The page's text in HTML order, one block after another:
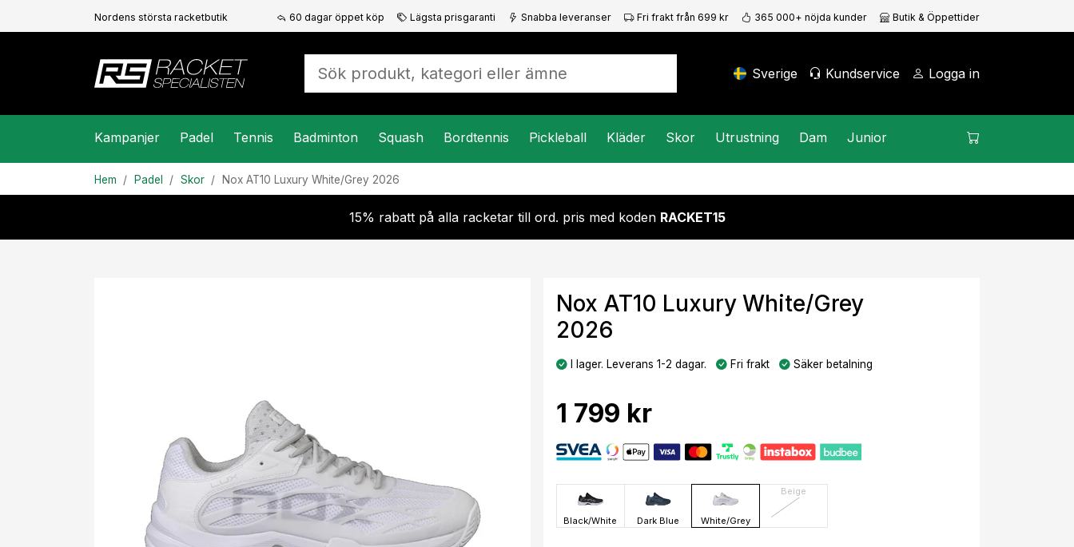
Nordens största racketbutik 60 dagar öppet köp Lägsta prisgaranti Snabba leveranser Fri frakt från 699 kr 365 000+ nöjda kunder Butik & Öppettider
Sverige Kundservice Logga in
Kampanjer Padel Tennis Badminton Squash Bordtennis Pickleball Kläder Skor Utrustning Dam Junior
Hem Padel Skor Nox AT10 Luxury White/Grey 2026
15% rabatt på alla racketar till ord. pris med koden RACKET15
Nox AT10 Luxury White/Grey
2026
I lager. Leverans 1-2 dagar. Fri frakt Säker betalning
1 799 kr
Black/White Dark Blue White/Grey
Beige